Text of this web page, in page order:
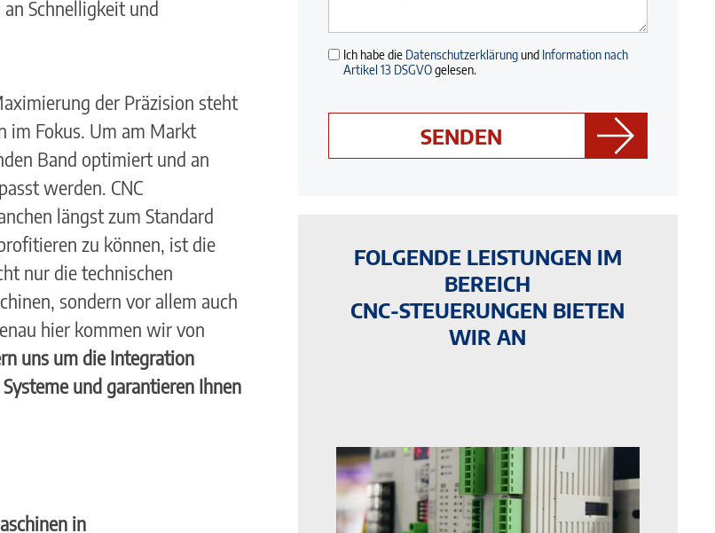
Schnelligkeit und
der Präzision steht
im Fokus. Um am Markt
Band optimiert und an
werden. CNC
längst zum Standard
zu können, ist die
nur die technischen
sondern vor allem auch
hier kommen wir von
uns um die Integration
und garantieren Ihnen
in
Ich habe die Datenschutzerklärungund Information nach
Artikel 13 DSGVOgelesen.
FOLGENDE LEISTUNGEN IM
BEREICH
CNC-STEUERUNGEN BIETEN
WIR AN